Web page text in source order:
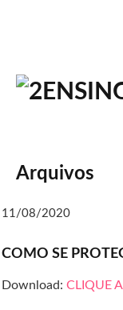
Arquivos
11/08/2020
COMO SE
Download: CLIQUE